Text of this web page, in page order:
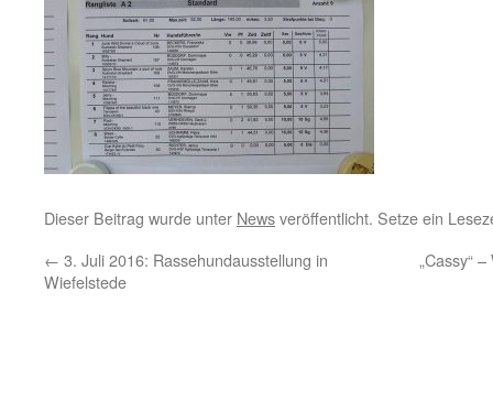
Dieser Beitrag wurde unter Newsveröffentlicht. Setze ein
← 3. Juli 2016: Rassehundausstellung in
Wiefelstede
„Cassy“